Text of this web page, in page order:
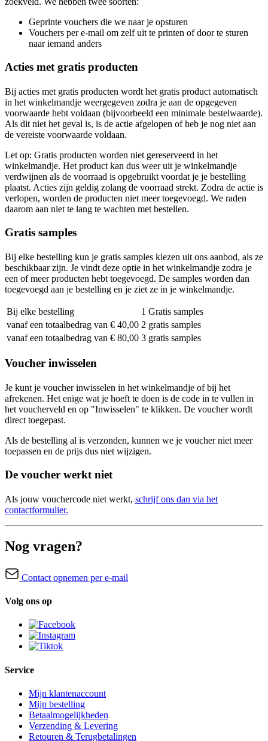
Geprinte vouchers die we naar je opsturen
Vouchers per e-mail om zelf uit te printen of door te sturen
naar iemand anders
Acties met gratis producten
Bij acties met gratis producten wordt het gratis product automatisch
in het winkelmandje weergegeven zodra je aan de opgegeven
voorwaarde hebt voldaan (bijvoorbeeld een minimale bestelwaarde).
Als dit niet het geval is, is de actie afgelopen of heb je nog niet aan
de vereiste voorwaarde voldaan.
Let op: Gratis producten worden niet gereserveerd in het
winkelmandje. Het product kan dus weer uit je winkelmandje
verdwijnen als de voorraad is opgebruikt voordat je je bestelling
plaatst. Acties zijn geldig zolang de voorraad strekt. Zodra de actie is
verlopen, worden de producten niet meer toegevoegd. We raden
daarom aan niet te lang te wachten met bestellen.
Gratis samples
Bij elke bestelling kun je gratis samples kiezen uit ons aanbod, als ze
beschikbaar zijn. Je vindt deze optie in het winkelmandje zodra je
een of meer producten hebt toegevoegd. De samples worden dan
toegevoegd aan je bestelling en je ziet ze in je winkelmandje.
Bij elke bestelling
1 Gratis samples
vanaf een totaalbedrag van € 40,00 2 gratis samples
vanaf een totaalbedrag van € 80,00 3 gratis samples
Voucher inwisselen
Je kunt je voucher inwisselen in het winkelmandje of bij het
afrekenen. Het enige wat je hoeft te doen is de code in te vullen in
het voucherveld en op "Inwisselen" te klikken. De voucher wordt
direct toegepast.
Als de bestelling al is verzonden, kunnen we je voucher niet meer
toepassen en de prijs dus niet wijzigen.
De voucher werkt niet
Als jouw vouchercode niet werkt, schrijf ons dan via het
contactformulier.
Nog vragen?
Contact opnemen per e-mail
Volg ons op
Service
Mijn klantenaccount
Mijn bestelling
Betaalmogelijkheden
Verzending & Levering
Retouren & Terugbetalingen